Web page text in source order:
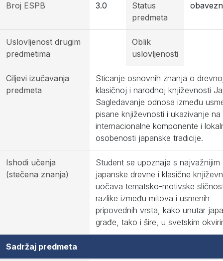
Broj ESPB 3.0
Status
predmeta
Uslovljenost drugim
predmetima
Oblik
uslovljenosti
Ciljevi izučavanja
predmeta
Sticanje osnovnih znanja o
klasičnoj i narodnoj književnosti
Sagledavanje odnosa između
pisane književnosti i ukazivanje na
internacionalne komponente i
osobenosti japanske tradicije.
Ishodi učenja
(stečena znanja)
Student se upoznaje s najvažnijim
japanske drevne i klasične
uočava tematsko-motivske
razlike između mitova i usmenih
pripovednih vrsta, kako unutar
građe, tako i šire, u svetskim
Sadržaj predmeta